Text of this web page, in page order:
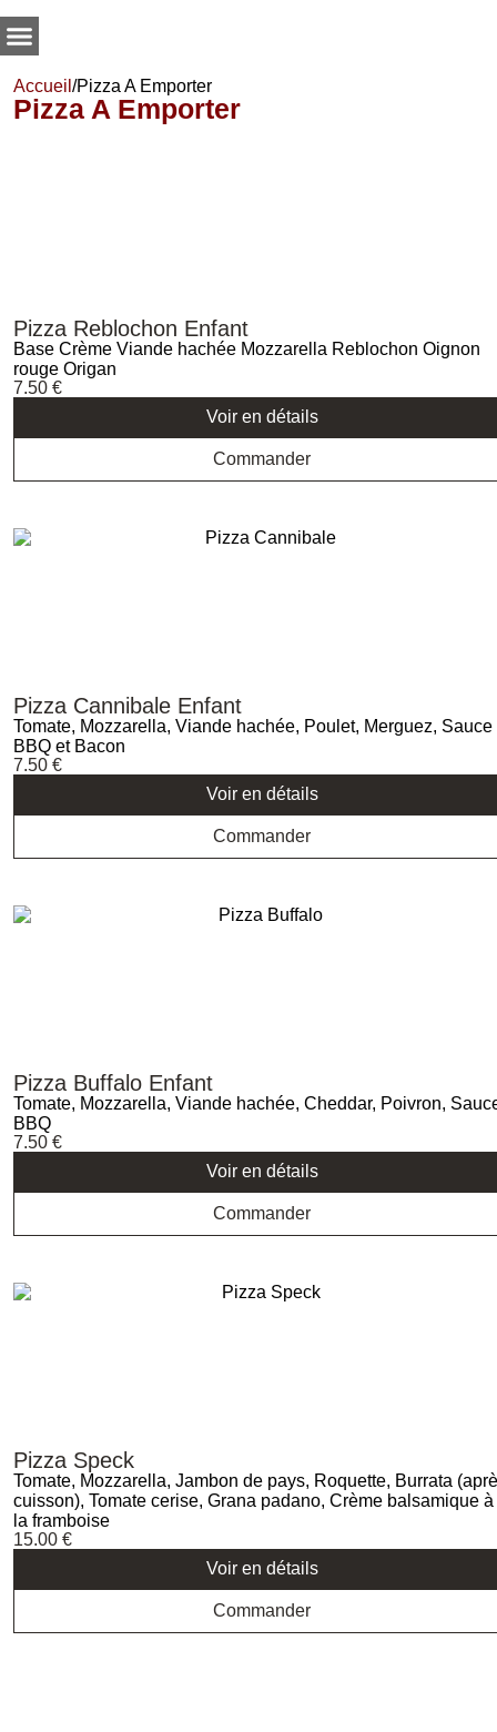
Accueil /Pizza A Emporter
Pizza A Emporter
Pizza Reblochon Enfant
Base Crème Viande hachée Mozzarella Reblochon Oignon
rouge Origan
7.50 €
Voir en détails
Commander
Pizza Cannibale Enfant
Tomate, Mozzarella, Viande hachée, Poulet, Merguez, Sauce
BBQ et Bacon
7.50 €
Voir en détails
Commander
Pizza Buffalo Enfant
Tomate, Mozzarella, Viande hachée, Cheddar, Poivron,
BBQ
7.50 €
Voir en détails
Commander
Pizza Speck
Tomate, Mozzarella, Jambon de pays, Roquette, Burrata
cuisson), Tomate cerise, Grana padano, Crème balsamique à
la framboise
15.00 €
Voir en détails
Commander